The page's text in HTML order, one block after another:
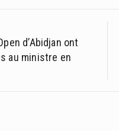
d’Abidjan ont
au ministre en